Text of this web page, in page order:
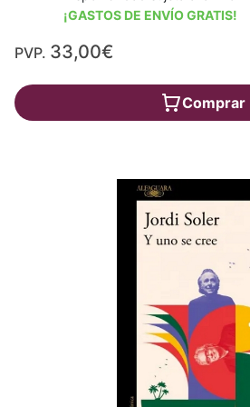
¡GASTOS DE ENVÍO GRATIS!
PVP. 33,00€
Comprar